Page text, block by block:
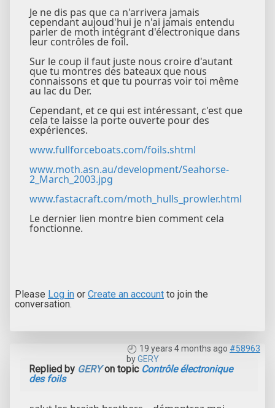
Je ne dis pas que ca n'arrivera jamais
cependant aujoud'hui je n'ai jamais entendu
parler de moth intégrant d'électronique dans
leur contrôles de foil.
Sur le coup il faut juste nous croire d'autant
que tu montres des bateaux que nous
connaissons et que tu pourras voir toi même
au lac du Der.
Cependant, et ce qui est intéressant, c'est que
cela te laisse la porte ouverte pour des
expériences.
www.fullforceboats.com/foils.shtml
www.moth.asn.au/development/Seahorse-
2_March_2003.jpg
www.fastacraft.com/moth_hulls_prowler.html
Le dernier lien montre bien comment cela
fonctionne.
Please Log in or Create an account to join the
conversation.
19 years 4 months ago #58963
byGERY
Replied by GERYon topic Contrôle électronique
des foils